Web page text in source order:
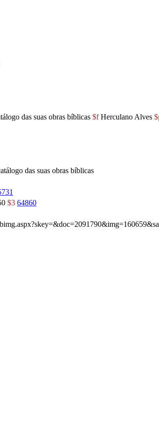
das suas obras bíblicas $fHerculano Alves
das suas obras bíblicas
$3 64860